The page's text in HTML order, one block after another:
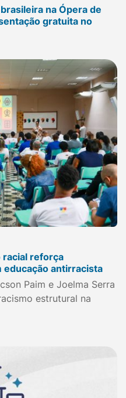
na Ópera de
gratuita no
racial reforça
antirracista
Paim e Joelma Serra
estrutural na